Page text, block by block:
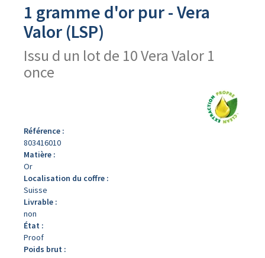
1 gramme d'or pur - Vera
Valor (LSP)
Issu d un lot de 10 Vera Valor 1
once
Référence :
803416010
Matière :
Or
Localisation du coffre :
Suisse
Livrable :
non
État :
Proof
Poids brut :